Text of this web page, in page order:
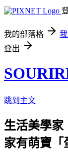
我的部落格
登出
跳到主文
生活美學家
家有萌寶「